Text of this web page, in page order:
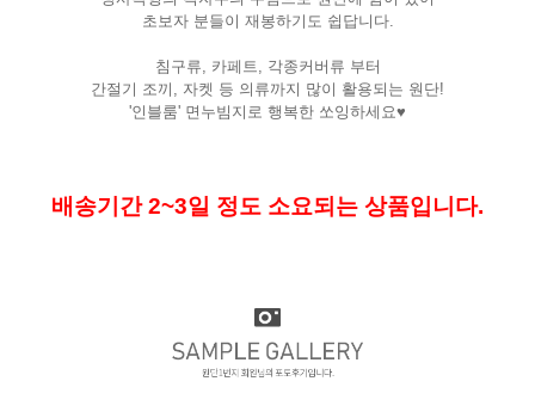
초보자 분들이 재봉하기도 쉽답니다.
침구류, 카페트, 각종커버류 부터
간절기 조끼, 자켓 등 의류까지 많이 활용되는 원단!
'인블룸' 면누빔지로 행복한 쏘잉하세요♥
배송기간 2~3일 정도 소요되는 상품입니다.